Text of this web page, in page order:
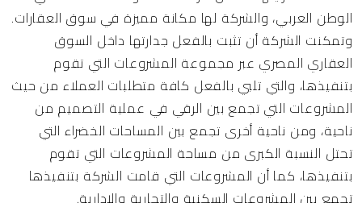
الوطن العربي، والشركة لها مكانة مميزة في سوق العقارات.
وتمكنت الشركة أن تثبت بالفعل جدارتها داخل السوق
العقاري المصري عبر مجموعة المشروعات التي تقوم
بتنفيذها، والتي تلبي بالفعل كافة متطلبات العملاء من حيث
المشروعات التي تجمع بين الرقي في عملية التصميم من
ناحية، ومن ناحية أخرى تجمع بين المساحات الخضراء التي
تحتل النسبة الكبرى من مساحة المشروعات التي تقوم
بتنفيذها، كما أن المشروعات التي قامت الشركة بتنفيذها